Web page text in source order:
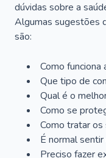
dúvidas sobre a
Algumas sugestões
são:
Como funciona
Que tipo de
Qual é o
Como se
Como tratar
É normal
Preciso fazer